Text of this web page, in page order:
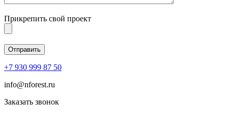
Прикрепить свой проект
+7 930 999 87 50
info@nforest.ru
Заказать звонок